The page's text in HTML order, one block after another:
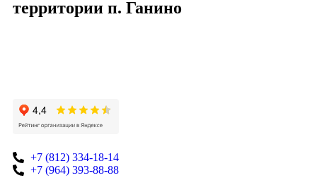
территории п. Ганино
+7 (812) 334-18-14
+7 (964) 393-88-88